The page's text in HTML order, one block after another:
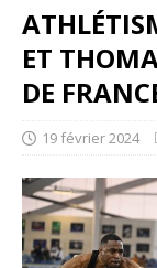
ET
DE
19 février 2024